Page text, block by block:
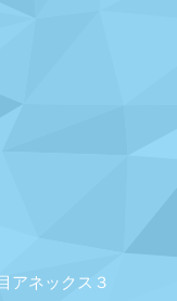
アネックス３